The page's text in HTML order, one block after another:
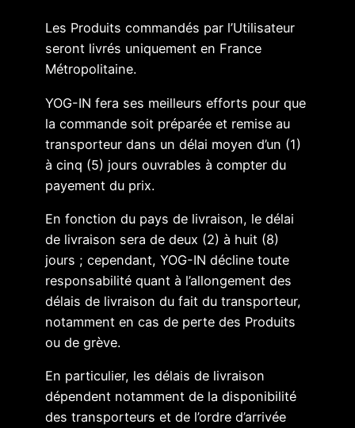
Les Produits commandés par l’Utilisateur
seront livrés uniquement en France
Métropolitaine.
YOG-IN fera ses meilleurs efforts pour que
la commande soit préparée et remise au
transporteur dans un délai moyen d’un (1)
à cinq (5) jours ouvrables à compter du
payement du prix.
En fonction du pays de livraison, le délai
de livraison sera de deux (2) à huit (8)
jours ; cependant, YOG-IN décline toute
responsabilité quant à l’allongement des
délais de livraison du fait du transporteur,
notamment en cas de perte des Produits
ou de grève.
En particulier, les délais de livraison
dépendent notamment de la disponibilité
des transporteurs et de l’ordre d’arrivée